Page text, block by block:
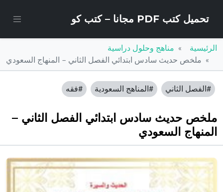
تحميل كتب PDF مجانا – كتب كو
الرئيسية
مناهج وحلول دراسية
ملخص حديث سادس ابتدائي الفصل الثاني – المنهاج السعودي
#الفصل الثاني #المناهج السعودية #فقه
ملخص حديث سادس ابتدائي الفصل الثاني –
المنهاج السعودي